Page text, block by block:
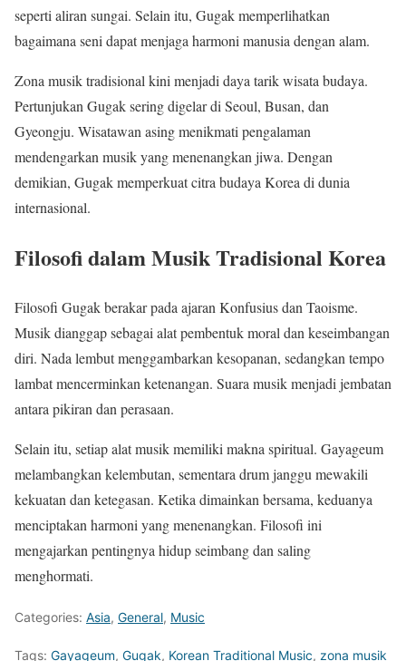
seperti aliran sungai. Selain itu, Gugak memperlihatkan
bagaimana seni dapat menjaga harmoni manusia dengan alam.
Zona musik tradisional kini menjadi daya tarik wisata budaya.
Pertunjukan Gugak sering digelar di Seoul, Busan, dan
Gyeongju. Wisatawan asing menikmati pengalaman
mendengarkan musik yang menenangkan jiwa. Dengan
demikian, Gugak memperkuat citra budaya Korea di dunia
internasional.
Filosofi dalam Musik Tradisional Korea
Filosofi Gugak berakar pada ajaran Konfusius dan Taoisme.
Musik dianggap sebagai alat pembentuk moral dan keseimbangan
diri. Nada lembut menggambarkan kesopanan, sedangkan tempo
lambat mencerminkan ketenangan. Suara musik menjadi jembatan
antara pikiran dan perasaan.
Selain itu, setiap alat musik memiliki makna spiritual. Gayageum
melambangkan kelembutan, sementara drum janggu mewakili
kekuatan dan ketegasan. Ketika dimainkan bersama, keduanya
menciptakan harmoni yang menenangkan. Filosofi ini
mengajarkan pentingnya hidup seimbang dan saling
menghormati.
Categories: Asia, General, Music
Tags: Gayageum, Gugak, Korean Traditional Music, zona musik